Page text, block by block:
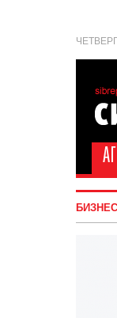
БИЗНЕС